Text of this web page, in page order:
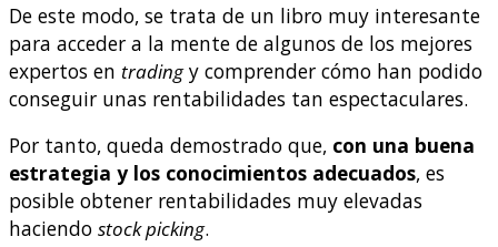
De este modo, se trata de un libro muy interesante
para acceder a la mente de algunos de los mejores
expertos en tradingy comprender cómo han podido
conseguir unas rentabilidades tan espectaculares.
Por tanto, queda demostrado que, con una buena
estrategia y los conocimientos adecuados, es
posible obtener rentabilidades muy elevadas
haciendo stock picking.